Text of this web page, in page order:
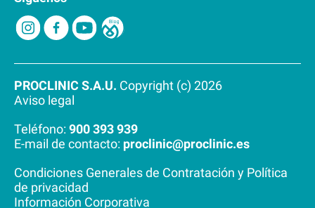
PROCLINIC S.A.U. Copyright (c) 2026
Aviso legal
Teléfono:900 393 939
E-mail de contacto: proclinic@proclinic.es
Condiciones Generales de Contratación y Política
de privacidad
Información Corporativa